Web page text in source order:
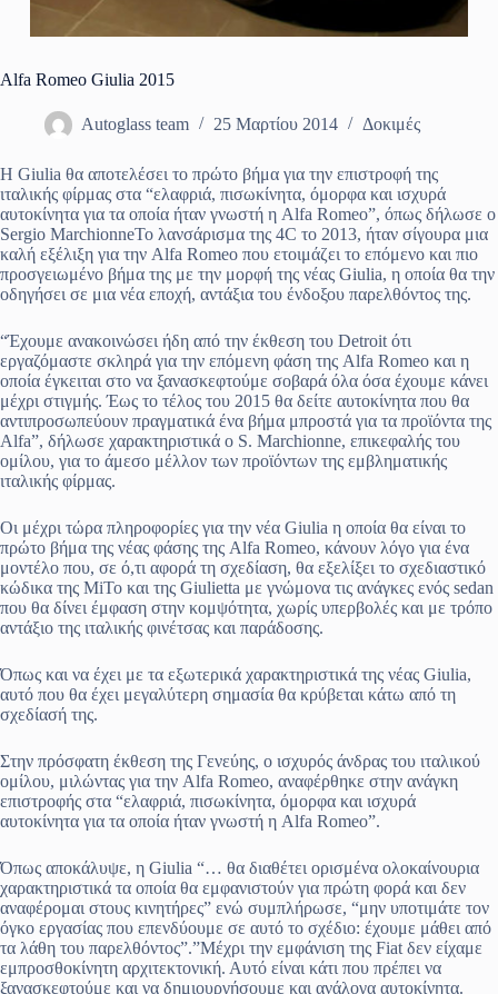
Alfa Romeo Giulia 2015
Autoglass team 25 Μαρτίου 2014 Δοκιμές
Η Giulia θα αποτελέσει το πρώτο βήμα για την επιστροφή της
ιταλικής φίρμας στα “ελαφριά, πισωκίνητα, όμορφα και ισχυρά
αυτοκίνητα για τα οποία ήταν γνωστή η Alfa Romeo”, όπως δήλωσε ο
Sergio MarchionneΤο λανσάρισμα της 4C το 2013, ήταν σίγουρα μια
καλή εξέλιξη για την Alfa Romeo που ετοιμάζει το επόμενο και πιο
προσγειωμένο βήμα της με την μορφή της νέας Giulia, η οποία θα την
οδηγήσει σε μια νέα εποχή, αντάξια του ένδοξου παρελθόντος της.
“Έχουμε ανακοινώσει ήδη από την έκθεση του Detroit ότι
εργαζόμαστε σκληρά για την επόμενη φάση της Alfa Romeo και η
οποία έγκειται στο να ξανασκεφτούμε σοβαρά όλα όσα έχουμε κάνει
μέχρι στιγμής. Έως το τέλος του 2015 θα δείτε αυτοκίνητα που θα
αντιπροσωπεύουν πραγματικά ένα βήμα μπροστά για τα προϊόντα της
Alfa”, δήλωσε χαρακτηριστικά ο S. Marchionne, επικεφαλής του
ομίλου, για το άμεσο μέλλον των προϊόντων της εμβληματικής
ιταλικής φίρμας.
Οι μέχρι τώρα πληροφορίες για την νέα Giulia η οποία θα είναι το
πρώτο βήμα της νέας φάσης της Alfa Romeo, κάνουν λόγο για ένα
μοντέλο που, σε ό,τι αφορά τη σχεδίαση, θα εξελίξει το σχεδιαστικό
κώδικα της ΜiTo και της Giulietta με γνώμονα τις ανάγκες ενός sedan
που θα δίνει έμφαση στην κομψότητα, χωρίς υπερβολές και με τρόπο
αντάξιο της ιταλικής φινέτσας και παράδοσης.
Όπως και να έχει με τα εξωτερικά χαρακτηριστικά της νέας Giulia,
αυτό που θα έχει μεγαλύτερη σημασία θα κρύβεται κάτω από τη
σχεδίασή της.
Στην πρόσφατη έκθεση της Γενεύης, ο ισχυρός άνδρας του ιταλικού
ομίλου, μιλώντας για την Alfa Romeo, αναφέρθηκε στην ανάγκη
επιστροφής στα “ελαφριά, πισωκίνητα, όμορφα και ισχυρά
αυτοκίνητα για τα οποία ήταν γνωστή η Alfa Romeo”.
Όπως αποκάλυψε, η Giulia “… θα διαθέτει ορισμένα ολοκαίνουρια
χαρακτηριστικά τα οποία θα εμφανιστούν για πρώτη φορά και δεν
αναφέρομαι στους κινητήρες” ενώ συμπλήρωσε, “μην υποτιμάτε τον
όγκο εργασίας που επενδύουμε σε αυτό το σχέδιο: έχουμε μάθει από
τα λάθη του παρελθόντος”.”Μέχρι την εμφάνιση της Fiat δεν είχαμε
εμπροσθοκίνητη αρχιτεκτονική. Αυτό είναι κάτι που πρέπει να
ξανασκεφτούμε και να δημιουργήσουμε και ανάλογα αυτοκίνητα.